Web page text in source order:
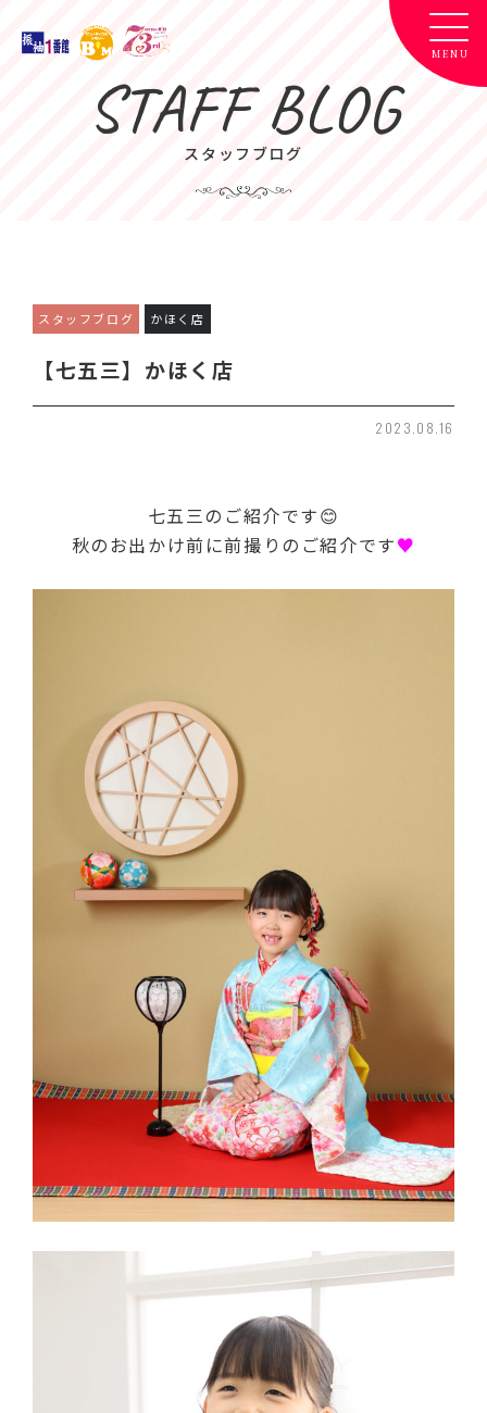
STAFF BLOG
スタッフブログ
スタッフブログ かほく店
【七五三】かほく店
2023.08.16
七五三のご紹介です😊
秋のお出かけ前に前撮りのご紹介です♥